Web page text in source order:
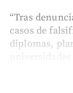
“Tras
casos de
diplomas,